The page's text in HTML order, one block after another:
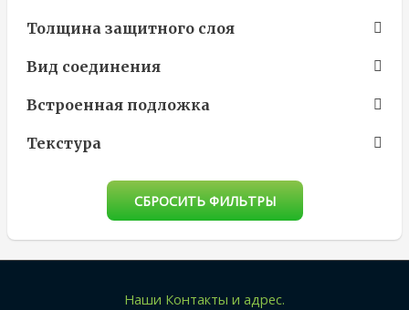
Толщина защитного слоя
Вид соединения
Встроенная подложка
Текстура
СБРОСИТЬ ФИЛЬТРЫ
Наши Контакты и адрес.